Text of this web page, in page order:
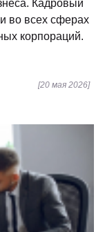
Кадровый
во всех сферах
корпораций.
[20 мая 2026]